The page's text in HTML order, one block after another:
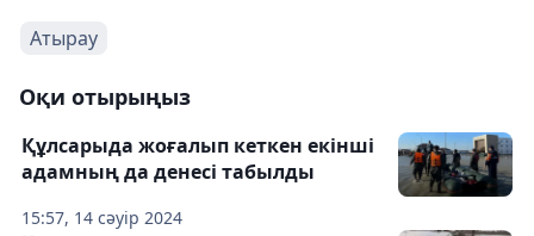
Атырау
Оқи отырыңыз
15:57, 14 сәуір 2024
Құлсарыда жоғалып кеткен екінші
адамның да денесі табылды